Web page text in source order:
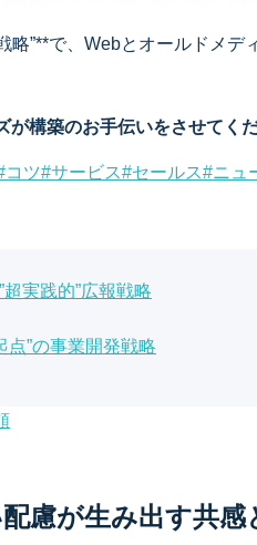
”**で、Webとオールドメデ
構築のお手伝いをさせてく
コツ#サービス#セールス#ニュ
実践的”広報戦略
点”の事業開発戦略
慮が生み出す共感